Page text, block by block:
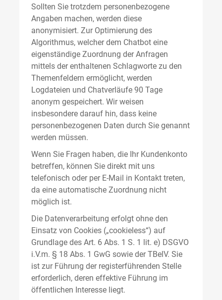
Sollten Sie trotzdem personenbezogene
Angaben machen, werden diese
anonymisiert. Zur Optimierung des
Algorithmus, welcher dem Chatbot eine
eigenständige Zuordnung der Anfragen
mittels der enthaltenen Schlagworte zu den
Themenfeldern ermöglicht, werden
Logdateien und Chatverläufe 90 Tage
anonym gespeichert. Wir weisen
insbesondere darauf hin, dass keine
personenbezogenen Daten durch Sie genannt
werden müssen.
Wenn Sie Fragen haben, die Ihr Kundenkonto
betreffen, können Sie direkt mit uns
telefonisch oder per E-Mail in Kontakt treten,
da eine automatische Zuordnung nicht
möglich ist.
Die Datenverarbeitung erfolgt ohne den
Einsatz von Cookies („cookieless“) auf
Grundlage des Art. 6 Abs. 1 S. 1 lit. e) DSGVO
i.V.m. § 18 Abs. 1 GwG sowie der TBelV. Sie
ist zur Führung der registerführenden Stelle
erforderlich, deren effektive Führung im
öffentlichen Interesse liegt.